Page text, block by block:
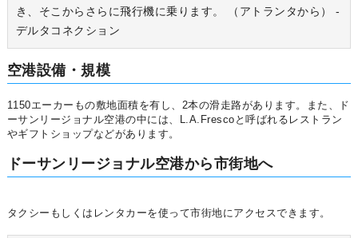
き、そこからさらに飛行機に乗ります。 （アトランタから） -
デルタコネクション
空港設備・規模
1150エーカーもの敷地面積を有し、2本の滑走路があります。また、ド
ーサンリージョナル空港の中には、L.A.Frescoと呼ばれるレストラン
やギフトショップなどがあります。
ドーサンリージョナル空港から市街地へ
タクシーもしくはレンタカーを使って市街地にアクセスできます。